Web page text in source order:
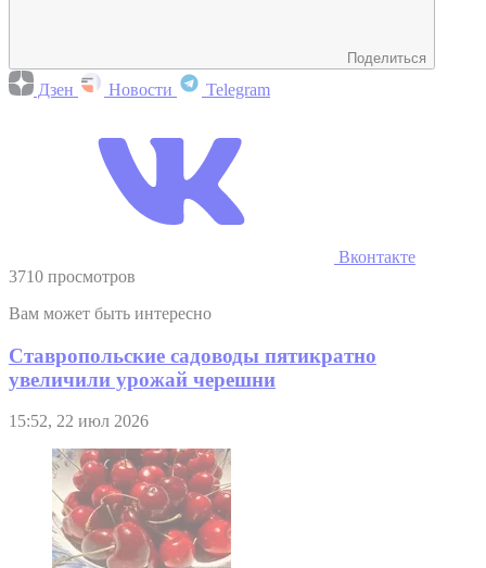
Поделиться
Дзен Новости Telegram
Вконтакте
3710 просмотров
Вам может быть интересно
Ставропольские садоводы пятикратно
увеличили урожай черешни
15:52, 22 июл 2026